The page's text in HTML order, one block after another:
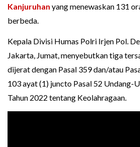
Kanjuruhan yang menewaskan 131
berbeda.
Kepala Divisi Humas Polri Irjen Pol.
Jakarta, Jumat, menyebutkan tiga
dijerat dengan Pasal 359 dan/atau
103 ayat (1) juncto Pasal 52 Undang-
Tahun 2022 tentang Keolahragaan.